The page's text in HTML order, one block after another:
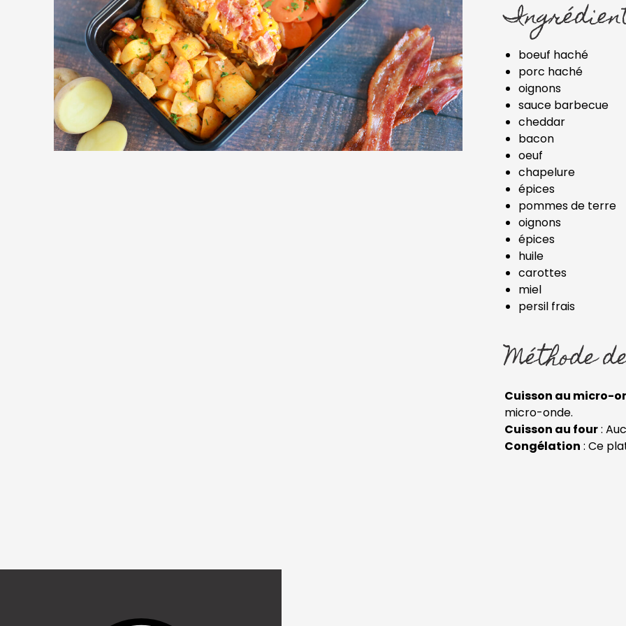
boeuf haché
porc haché
oignons
sauce barbecue
cheddar
bacon
oeuf
chapelure
épices
pommes de terre
oignons
épices
huile
carottes
miel
persil frais
Méthode
Cuisson au micro-
micro-onde.
Cuisson au four:
Congélation : Ce